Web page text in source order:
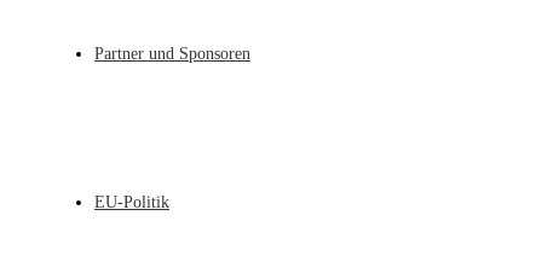
Partner und Sponsoren
EU-Politik